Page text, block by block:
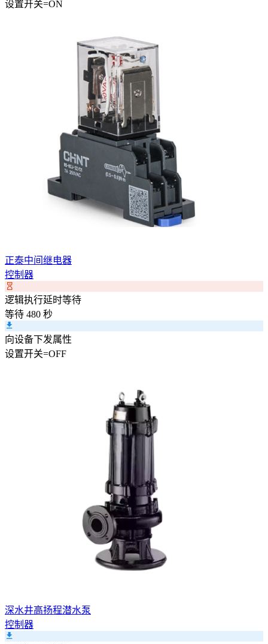
设置开关=ON
正泰中间继电器
控制器
逻辑执行延时等待
等待 480 秒
向设备下发属性
设置开关=OFF
深水井高扬程潜水泵
控制器